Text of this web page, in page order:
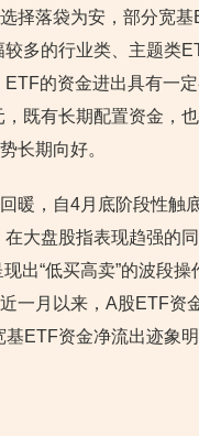
择落袋为安，部分宽
多的行业类、主题类
的资金进出具有一
既有长期配置资金，
长期向好。
暖，自4月底阶段性触
大盘股指表现趋强的
出“低买高卖”的波段操
一月以来，A股ETF资
ETF资金净流出迹象明